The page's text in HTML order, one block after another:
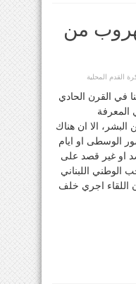
من
القدم المحلية
في القرن الحادي
المعرفة
البشر، الا ان هناك
الوسطى او ايام
او غير قصد على
الوطني اللبناني
اللقاء اجري خلف